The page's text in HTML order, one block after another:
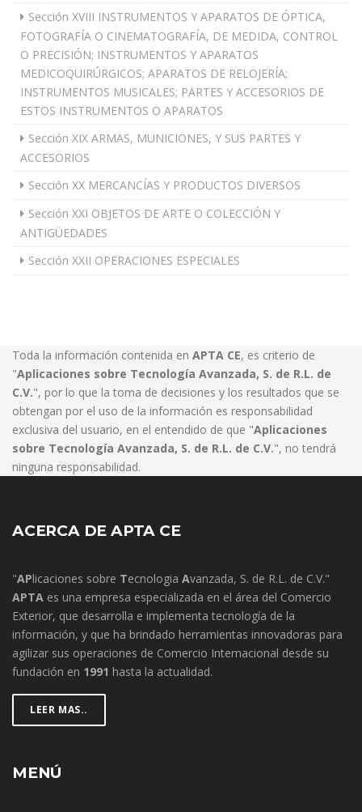
Sección XVIII INSTRUMENTOS Y APARATOS DE ÓPTICA,
FOTOGRAFÍA O CINEMATOGRAFÍA, DE MEDIDA, CONTROL
O PRECISIÓN; INSTRUMENTOS Y APARATOS
MEDICOQUIRÚRGICOS; APARATOS DE RELOJERÍA;
INSTRUMENTOS MUSICALES; PARTES Y ACCESORIOS DE
ESTOS INSTRUMENTOS O APARATOS
Sección XIX ARMAS, MUNICIONES, Y SUS PARTES Y
ACCESORIOS
Sección XX MERCANCÍAS Y PRODUCTOS DIVERSOS
Sección XXI OBJETOS DE ARTE O COLECCIÓN Y
ANTIGÜEDADES
Sección XXII OPERACIONES ESPECIALES
Toda la información contenida en APTA CE, es criterio de
"Aplicaciones sobre Tecnología Avanzada, S. de R.L. de
C.V.", por lo que la toma de decisiones y los resultados que se
obtengan por el uso de la información es responsabilidad
exclusiva del usuario, en el entendido de que "Aplicaciones
sobre Tecnología Avanzada, S. de R.L. de C.V.", no tendrá
ninguna responsabilidad.
ACERCA DE APTA CE
"APlicaciones sobre Tecnologia Avanzada, S. de R.L. de C.V."
APTA es una empresa especializada en el área del Comercio
Exterior, que desarrolla e implementa tecnología de la
información, y que ha brindado herramientas innovadoras para
agilizar sus operaciones de Comercio Internacional desde su
fundación en 1991 hasta la actualidad.
LEER MAS..
MENÚ